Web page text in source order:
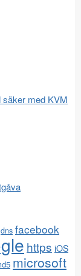
säker med KVM
dns facebook
https iOS
microsoft